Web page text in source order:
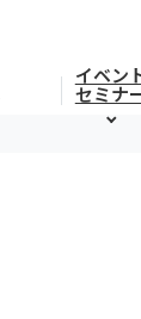
イベン
セミナ